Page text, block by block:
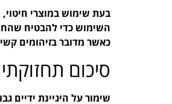
בעת שימוש במוצרי
השימוש כדי להבטיח
כאשר מדובר בזיהומים
סיכום